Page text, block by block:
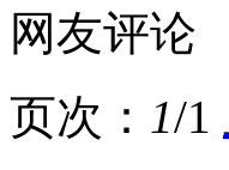
网友评论
页次： 1/1